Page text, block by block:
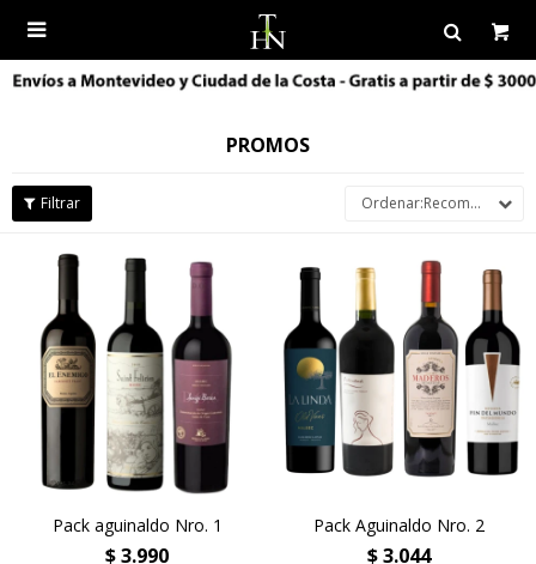

PROMOS
Recomendados
Pack aguinaldo Nro. 1
$3.990
Pack Aguinaldo Nro. 2
$3.044